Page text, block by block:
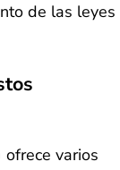
de las leyes
varios